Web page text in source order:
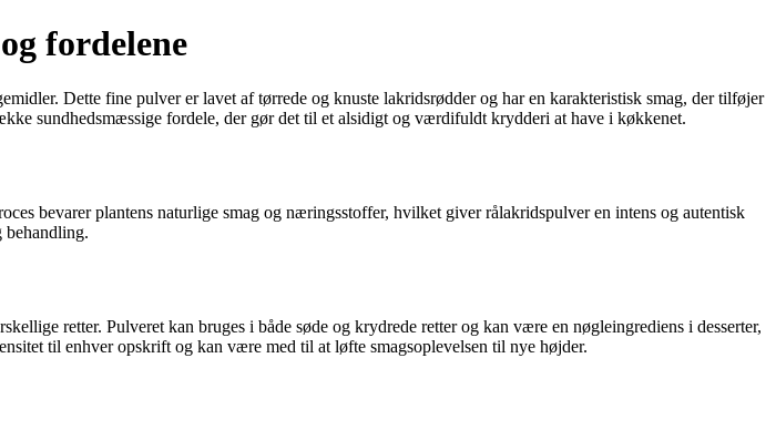
fordelene
Dette fine pulver er lavet af tørrede og knuste lakridsrødder og har en karakteristisk smag, der tilføjer
sundhedsmæssige fordele, der gør det til et alsidigt og værdifuldt krydderi at have i køkkenet.
bevarer plantens naturlige smag og næringsstoffer, hvilket giver rålakridspulver en intens og autentisk
behandling.
retter. Pulveret kan bruges i både søde og krydrede retter og kan være en nøgleingrediens i desserter,
til enhver opskrift og kan være med til at løfte smagsoplevelsen til nye højder.